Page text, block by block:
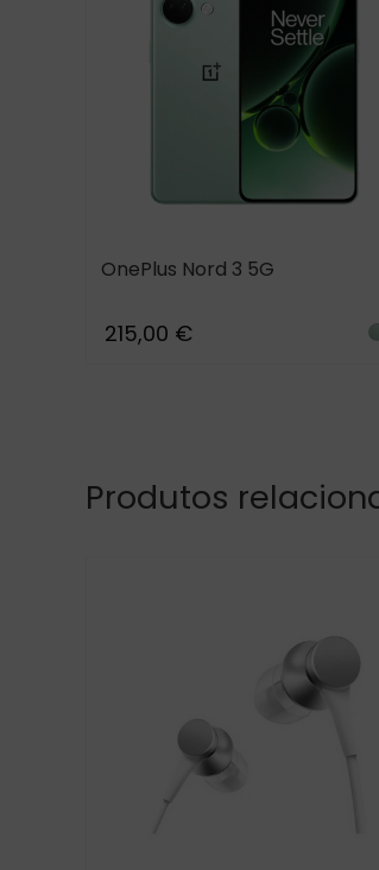
OnePlus Nord 3 5G
215,00 €
Produtos